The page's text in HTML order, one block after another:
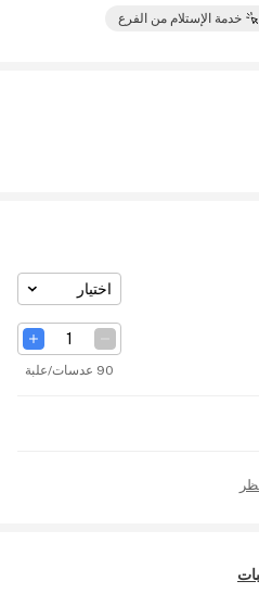
خدمة الإستلام من الفرع
اختيار
90 عدسات/علبة